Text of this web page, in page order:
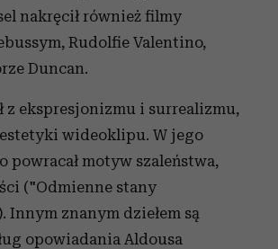
nakręcił również filmy
Rudolfie Valentino,
Duncan.
z ekspresjonizmu i surrealizmu,
wideoklipu. W jego
powracał motyw szaleństwa,
("Odmienne stany
Innym znanym dziełem są
opowiadania Aldousa